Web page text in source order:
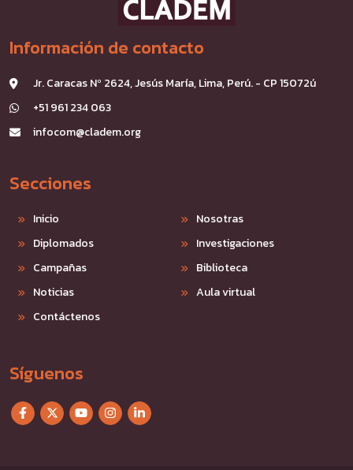
Información de contacto
Jr. Caracas Nº 2624, Jesús María, Lima, Perú. - CP 15072ú
+51 961 234 063
infocom@cladem.org
Secciones
Inicio
Nosotras
Diplomados
Investigaciones
Campañas
Biblioteca
Noticias
Aula virtual
Contáctenos
Síguenos